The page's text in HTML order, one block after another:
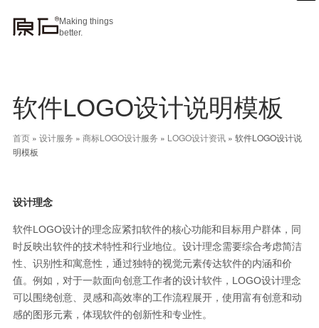
Making things
better.
软件LOGO设计说明模板
首页 » 设计服务 » 商标LOGO设计服务 » LOGO设计资讯 » 软件LOGO设计说
明模板
设计理念
软件LOGO设计的理念应紧扣软件的核心功能和目标用户群体，同
时反映出软件的技术特性和行业地位。设计理念需要综合考虑简洁
性、识别性和寓意性，通过独特的视觉元素传达软件的内涵和价
值。例如，对于一款面向创意工作者的设计软件，LOGO设计理念
可以围绕创意、灵感和高效率的工作流程展开，使用富有创意和动
感的图形元素，体现软件的创新性和专业性。